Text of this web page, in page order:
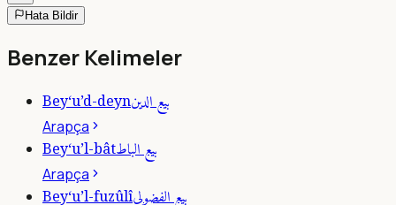
Hata Bildir
Benzer Kelimeler
Bey‘u’d-deynبيع الدين
Arapça
Bey‘u’l-bâtبيع الباط
Arapça
Bey‘u’l-fuzûlîبيع الفضولى